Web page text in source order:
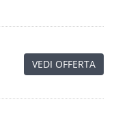
VEDI OFFERTA